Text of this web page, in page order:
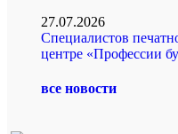
27.07.2026
Специалистов
центре «Профессии
все новости